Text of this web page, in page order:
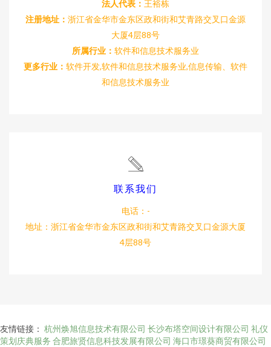
法人代表： 王裕栋
注册地址： 浙江省金华市金东区政和街和艾青路交叉口金源
大厦4层88号
所属行业： 软件和信息技术服务业
更多行业： 软件开发,软件和信息技术服务业,信息传输、软件
和信息技术服务业
联系我们
电话：-
地址：浙江省金华市金东区政和街和艾青路交叉口金源大厦
4层88号
友情链接： 杭州焕旭信息技术有限公司 长沙布塔空间设计有限公司 礼仪
策划庆典服务 合肥旅贤信息科技发展有限公司 海口市璟葵商贸有限公司